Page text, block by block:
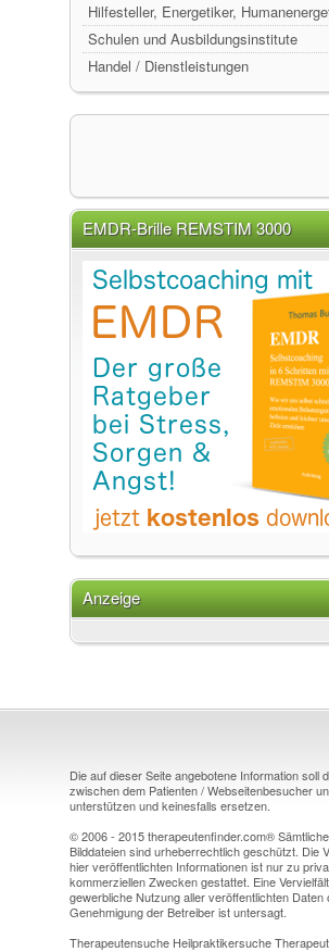
Hilfesteller, Energetiker,
Schulen und Ausbildungsinstitute
Handel / Dienstleistungen
EMDR-Brille REMSTIM 3000
Anzeige
Die auf dieser Seite angebotene Information soll
zwischen dem Patienten / Webseitenbesucher
unterstützen und keinesfalls ersetzen.
© 2006 - 2015 therapeutenfinder.com®
Bilddateien sind urheberrechtlich geschützt. Die
hier veröffentlichten Informationen ist nur zu
kommerziellen Zwecken gestattet. Eine
gewerbliche Nutzung aller veröffentlichten Daten
Genehmigung der Betreiber ist untersagt.
Therapeutensuche Heilpraktikersuche